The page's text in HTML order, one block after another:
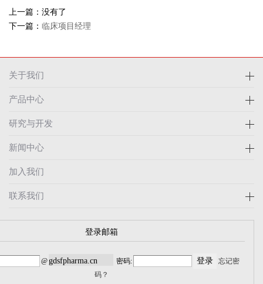
上一篇：没有了
下一篇： 临床项目经理
关于我们
产品中心
研究与开发
新闻中心
加入我们
联系我们
登录邮箱
@ 密码:
忘记密
码？